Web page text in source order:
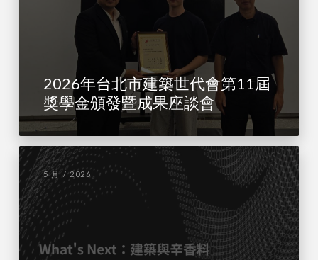
2026年台北市建築世代會第11屆
獎學金頒發暨成果座談會
5 月 / 2026